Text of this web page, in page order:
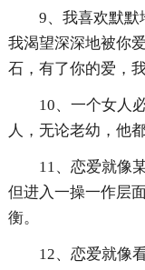
9、我喜欢默默
我渴望深深地被你
石，有了你的爱，
10、一个女人
人，无论老幼，他
11、恋爱就像
但进入一操一作层
衡。
12、恋爱就像